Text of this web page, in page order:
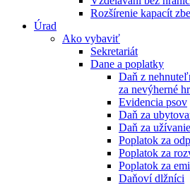
Rozšírenie kapacít
Úrad
Ako vybaviť
Sekretariát
Dane a poplatky
Daň z
za nevýherné
Evidencia psov
Daň za
Daň za
Poplatok za
Poplatok za
Poplatok za
Daňoví dlžníci